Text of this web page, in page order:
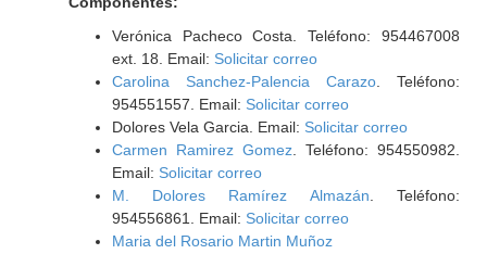
Verónica Pacheco Costa. Teléfono: 954467008
ext. 18. Email: Solicitar correo
Carolina Sanchez-Palencia Carazo. Teléfono:
954551557. Email: Solicitar correo
Dolores Vela Garcia. Email: Solicitar correo
Carmen Ramirez Gomez. Teléfono: 954550982.
Email: Solicitar correo
M. Dolores Ramírez Almazán . Teléfono:
954556861. Email: Solicitar correo
Maria del Rosario Martin Muñoz